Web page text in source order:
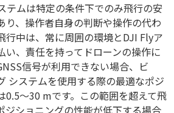
テムは特定の条件下でのみ飛行の安
り、操作者自身の判断や操作の代わ
行中は、常に周囲の環境とDJI Flyア
い、責任を持ってドローンの操作に
信号が利用できない場合、ビ
システムを使用する際の最適なポジ
0.5〜30 mです。この範囲を超えて飛
ジショニングの性能が低下する場合